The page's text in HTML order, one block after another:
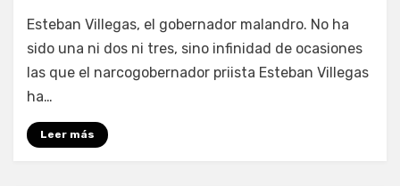
por Fernando Miranda Servín
Esteban Villegas, el gobernador malandro. No ha
sido una ni dos ni tres, sino infinidad de ocasiones
las que el narcogobernador priista Esteban Villegas
ha…
Leer más